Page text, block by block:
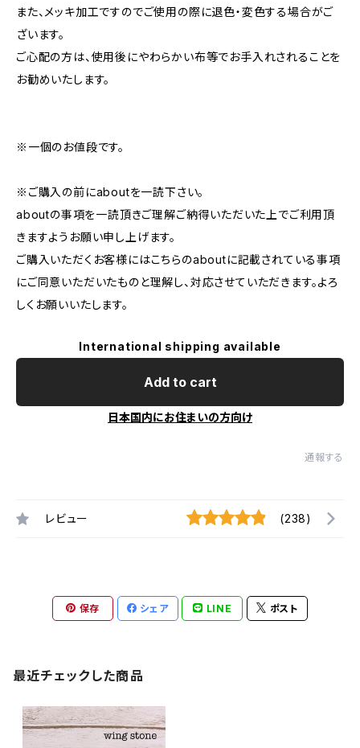
また、メッキ加工ですのでご使用の際に退色・変色する場合がご
ざいます。
ご心配の方は、使用後にやわらかい布等でお手入れされることを
お勧めいたします。
※一個のお値段です。
※ご購入の前にaboutを一読下さい。
aboutの事項を一読頂きご理解ご納得いただいた上でご利用頂
きますようお願い申し上げます。
ご購入いただくお客様にはこちらのaboutに記載されている事項
にご同意いただいたものと理解し、対応させていただきます。よろ
しくお願いいたします。
International shipping available
Add to cart
日本国内にお住まいの方向け
通報する
レビュー (238)
保存 シェア LINE ポスト
最近チェックした商品